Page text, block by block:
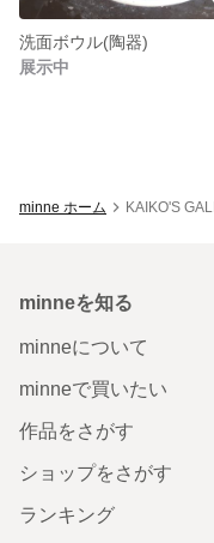
洗面ボウル(陶器)
展示中
minne ホーム KAIKO'S
minneを知る
minneについて
minneで買いたい
作品をさがす
ショップをさがす
ランキング